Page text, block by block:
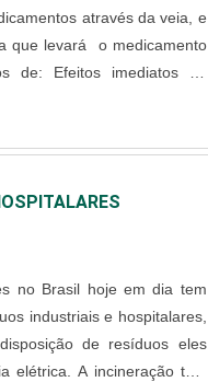
através da veia, e
que levará o medicamento
do
infusão contínua do
no Brasil hoje em dia tem
industriais e hospitalares,
de resíduos eles
elétrica. A incineração tem